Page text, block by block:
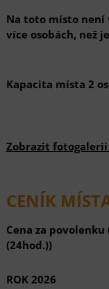
Na toto místo není
více osobách, než
Kapacita místa 2
Zobrazit
CENÍK
Cena za
(24hod.))
ROK 2026